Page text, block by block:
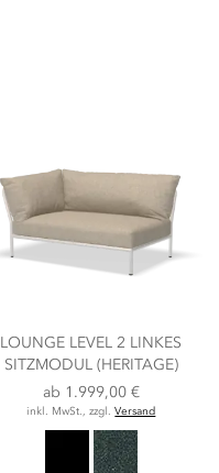
LOUNGE LEVEL 2 LINKES
SITZMODUL (HERITAGE)
ab 1.999,00 €
inkl. MwSt., zzgl.Versand